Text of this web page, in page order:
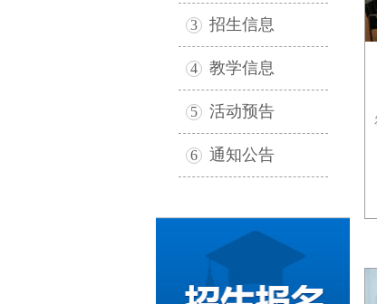
3 招生信息
4 教学信息
5 活动预告
6 通知公告